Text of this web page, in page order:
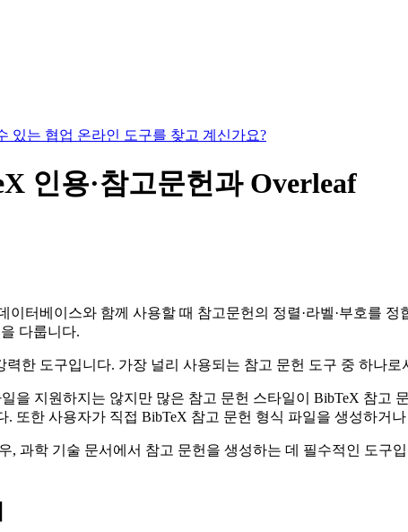
있는 협업 온라인 도구를 찾고 계신가요?
인용·참고문헌과 Overleaf
이터베이스와 함께 사용할 때 참고문헌의 정렬·라벨·부호를
다룹니다.
한 도구입니다. 가장 널리 사용되는 참고 문헌 도구 중 하나
을 지원하지는 않지만 많은 참고 문헌 스타일이 BibTeX 참고
. 또한 사용자가 직접 BibTeX 참고 문헌 형식 파일을 생성하거
, 과학 기술 문서에서 참고 문헌을 생성하는 데 필수적인 도구